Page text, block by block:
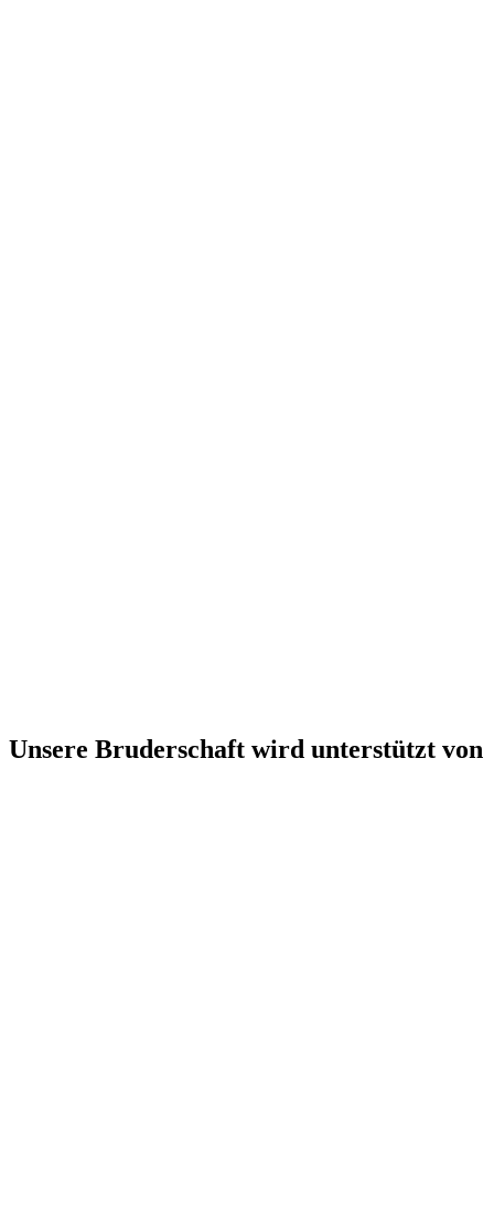
Unsere Bruderschaft wird unterstützt von